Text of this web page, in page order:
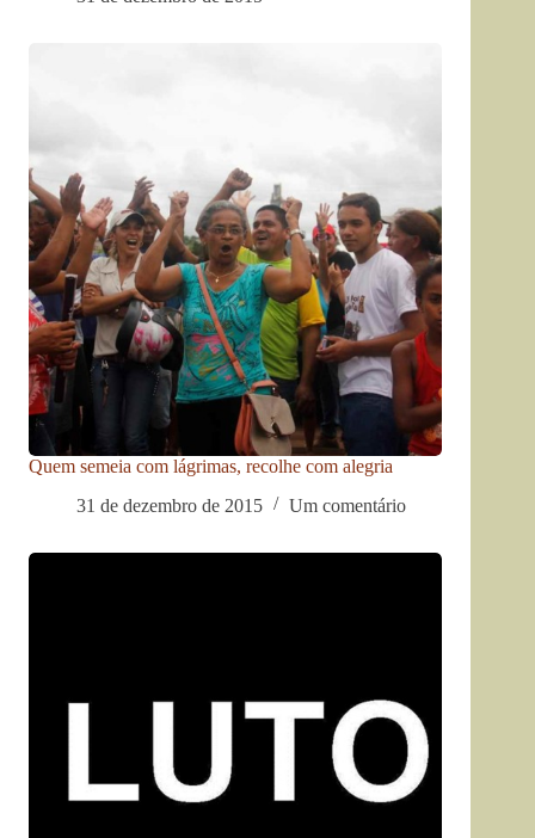
Quem semeia com lágrimas, recolhe com alegria
31 de dezembro de 2015
Um comentário